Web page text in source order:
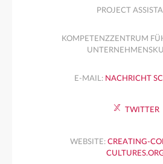
PROJECT
KOMPETENZZENTRUM
E-MAIL: NACHRICHT
TWITTER
WEBSITE: CREATING-